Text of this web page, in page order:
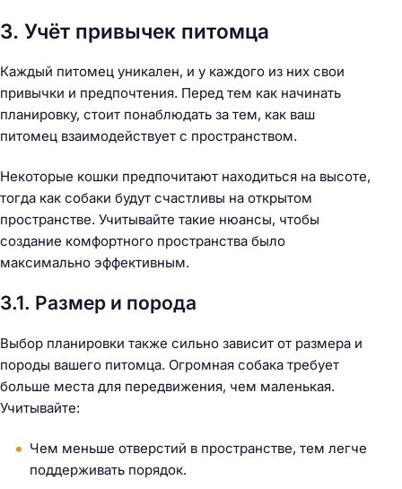
3. Учёт привычек питомца
Каждый питомец уникален, и у каждого из них свои
привычки и предпочтения. Перед тем как начинать
планировку, стоит понаблюдать за тем, как ваш
питомец взаимодействует с пространством.
Некоторые кошки предпочитают находиться на высоте,
тогда как собаки будут счастливы на открытом
пространстве. Учитывайте такие нюансы, чтобы
создание комфортного пространства было
максимально эффективным.
3.1. Размер и порода
Выбор планировки также сильно зависит от размера и
породы вашего питомца. Огромная собака требует
больше места для передвижения, чем маленькая.
Учитывайте:
Чем меньше отверстий в пространстве, тем легче
поддерживать порядок.